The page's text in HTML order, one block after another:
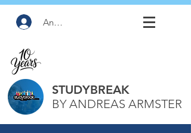
Anmelden
STUDYBREAK
BY ANDREAS ARMSTER